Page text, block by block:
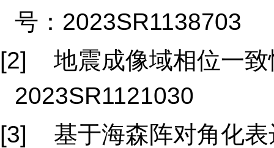
号：2023SR1138703
[2] 地震成像域相位一致
2023SR1121030
[3] 基于海森阵对角化表